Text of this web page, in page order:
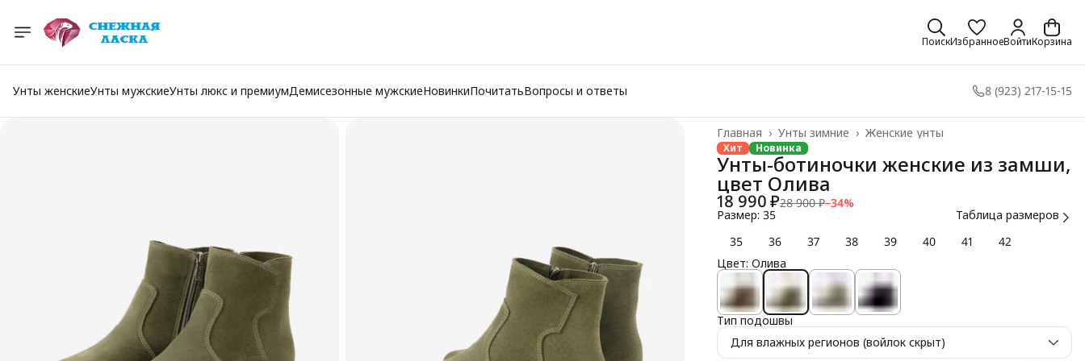
ПоискИзбранноеВойтиКорзина
Унты женскиеУнты мужскиеУнты люкс и премиумДемисезонные мужскиеНовинкиПочитатьВопросы и ответы 8 (923) 217-15-15
Женские унты
Унты зимние ›
Главная ›
Хит Новинка
Унты-ботиночки женские из замши,
цвет Олива
18 990 ₽28 900 ₽−34%
Размер: 35
Таблица размеров
35
36 37 38 39 40 41
42
Цвет: Олива
Тип подошвы
Для влажных регионов (войлок скрыт)